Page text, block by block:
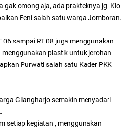
gak omong aja, ada prakteknya jg. Klo
Feni salah satu warga Jomboran.
06 sampai RT 08 juga menggunakan
menggunakan plastik untuk jerohan
Purwati salah satu Kader PKK
Gilangharjo semakin menyadari
setiap kegiatan , menggunakan